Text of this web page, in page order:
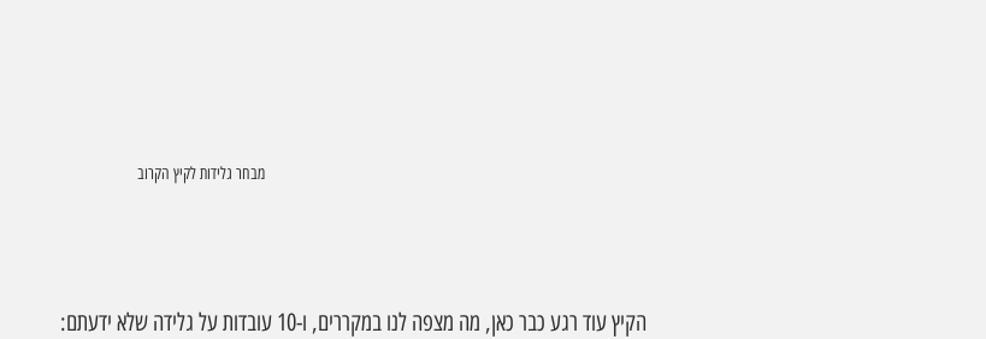
מבחר גלידות לקיץ הקרוב
הקיץ עוד רגע כבר כאן, מה מצפה לנו במקררים, ו-10 עובדות על גלידה שלא ידעתם: